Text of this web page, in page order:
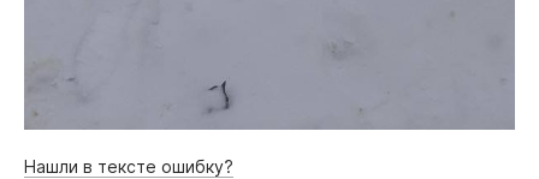
Нашли в тексте ошибку?